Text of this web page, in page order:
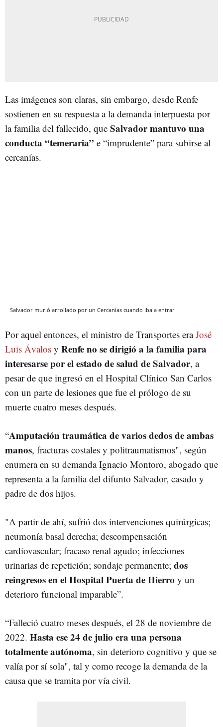
Las imágenes son claras, sin embargo, desde Renfe
sostienen en su respuesta a la demanda interpuesta por
la familia del fallecido, que Salvador mantuvo una
conducta “temeraria” e “imprudente” para subirse al
cercanías.
Salvador murió arrollado por un Cercanías cuando iba a entrar
Por aquel entonces, el ministro de Transportes eraJosé
Luis Ávalos y Renfe no se dirigió a la familia para
interesarse por el estado de salud de Salvador, a
pesar de que ingresó en el Hospital Clínico San Carlos
con un parte de lesiones que fue el prólogo de su
muerte cuatro meses después.
“Amputación traumática de varios dedos de ambas
manos, fracturas costales y politraumatismos", según
enumera en su demanda Ignacio Montoro, abogado que
representa a la familia del difunto Salvador, casado y
padre de dos hijos.
"A partir de ahí, sufrió dos intervenciones quirúrgicas;
neumonía basal derecha; descompensación
cardiovascular; fracaso renal agudo; infecciones
urinarias de repetición; sondaje permanente; dos
reingresos en el Hospital Puerta de Hierro y un
deterioro funcional imparable”.
“Falleció cuatro meses después, el 28 de noviembre de
2022. Hasta ese 24 de julio era una persona
totalmente autónoma, sin deterioro cognitivo y que se
valía por sí sola", tal y como recoge la demanda de la
causa que se tramita por vía civil.